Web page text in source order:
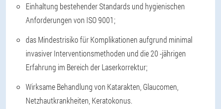
Einhaltung bestehender Standards und hygienischen
Anforderungen von ISO 9001;
das Mindestrisiko für Komplikationen aufgrund minimal
invasiver Interventionsmethoden und die 20 -jährigen
Erfahrung im Bereich der Laserkorrektur;
Wirksame Behandlung von Katarakten, Glaucomen,
Netzhautkrankheiten, Keratokonus.